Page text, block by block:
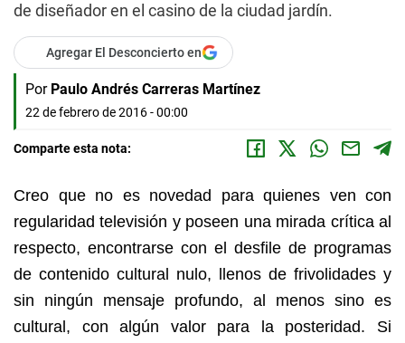
de diseñador en el casino de la ciudad jardín.
Agregar El Desconcierto en
Por Paulo Andrés Carreras Martínez
22 de febrero de 2016 - 00:00
Comparte esta nota:
Creo que no es novedad para quienes ven con
regularidad televisión y poseen una mirada crítica al
respecto, encontrarse con el desfile de programas
de contenido cultural nulo, llenos de frivolidades y
sin ningún mensaje profundo, al menos sino es
cultural, con algún valor para la posteridad. Si